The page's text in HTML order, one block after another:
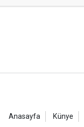
Anasayfa Künye